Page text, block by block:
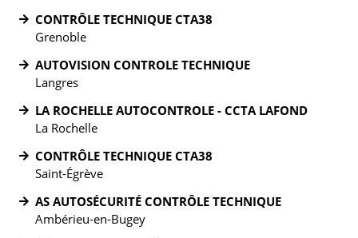
CONTRÔLE TECHNIQUE CTA38
Grenoble
AUTOVISION CONTROLE TECHNIQUE
Langres
LA ROCHELLE AUTOCONTROLE - CCTA LAFOND
La Rochelle
CONTRÔLE TECHNIQUE CTA38
Saint-Égrève
AS AUTOSÉCURITÉ CONTRÔLE TECHNIQUE
Ambérieu-en-Bugey